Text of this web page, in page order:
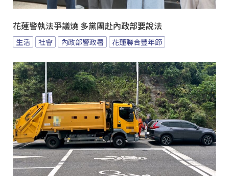
花蓮警執法爭議燒 多黨團赴內政部要說法
生活 社會 內政部警政署 花蓮聯合豐年節